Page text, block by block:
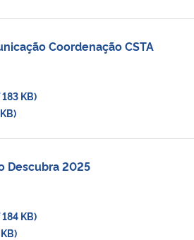
Coordenação CSTA
KB)
Descubra 2025
KB)